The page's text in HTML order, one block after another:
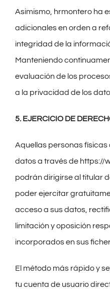
Asimismo, hrmontero ha
adicionales en orden a
integridad de la
Manteniendo
evaluación de los
a la privacidad de los
5. EJERCICIO DE
Aquellas personas
datos a través de https://
podrán dirigirse al titular
poder ejercitar
acceso a sus datos,
limitación y oposición
incorporados en sus
El método más rápido y
tu cuenta de usuario